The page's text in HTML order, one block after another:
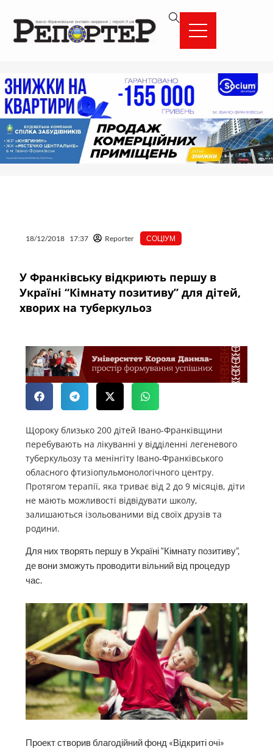
вмісту
18/12/2018 17:37 Reporter СОЦІУМ
У Франківську відкриють першу в
Україні “Кімнату позитиву” для дітей,
хворих на туберкульоз
Щороку близько 200 дітей Івано-Франківщини
перебувають на лікуванні у відділенні легеневого
туберкульозу та менінгіту Івано-Франківського
обласного фтизіопульмонологічного центру.
Протягом терапії, яка триває від 2 до 9 місяців, діти
не мають можливості відвідувати школу,
залишаються ізольованими від своїх друзів та
родини.
Для них творять першу в Україні “Кімнату позитиву”,
де вони зможуть проводити вільний від процедур
час.
Проект створив благодійний фонд «Відкриті очі»